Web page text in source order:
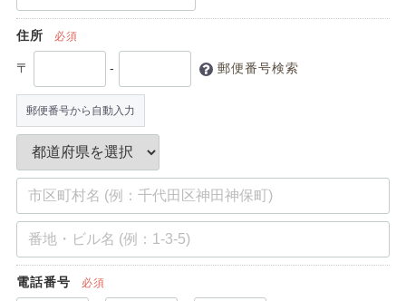
住所 必須
〒 - 郵便番号検索
郵便番号から自動入力
電話番号 必須